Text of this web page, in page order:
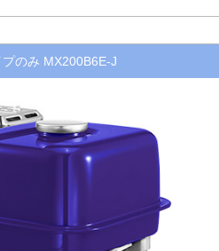
プのみ MX200B6E-J